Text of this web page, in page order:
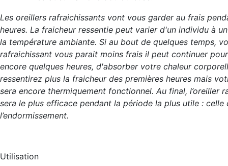
Les oreillers rafraichissants vont vous garder au frais
heures. La fraicheur ressentie peut varier d'un individu à
la température ambiante. Si au bout de quelques temps,
rafraichissant vous parait moins frais il peut continuer
encore quelques heures, d'absorber votre chaleur
ressentirez plus la fraicheur des premières heures mais
sera encore thermiquement fonctionnel. Au final, l’oreiller
sera le plus efficace pendant la période la plus utile : celle
l’endormissement.
Utilisation